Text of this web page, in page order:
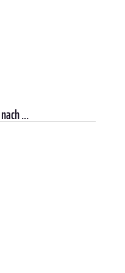
nach ...